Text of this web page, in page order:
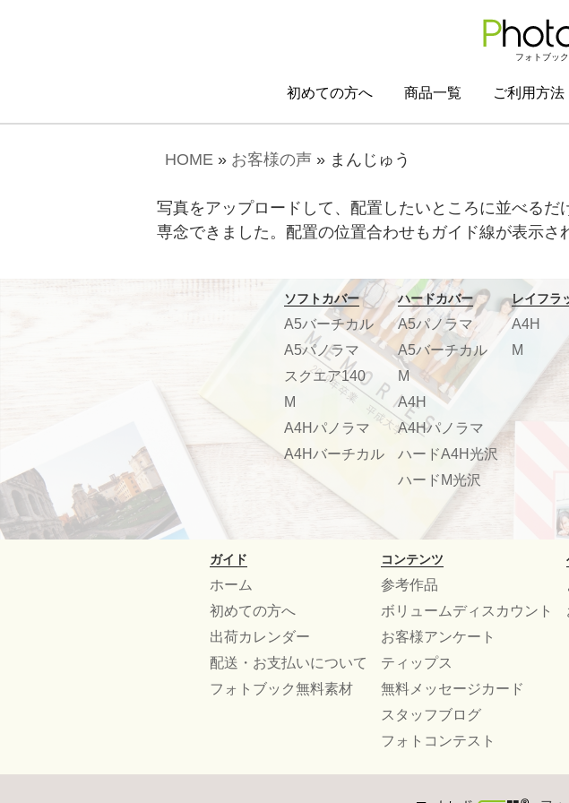
フォトブッ
初めての方へ 商品一覧 ご利用方法
HOME » お客様の声 » まんじゅう
写真をアップロードして、配置したいところに並べる
専念できました。配置の位置合わせもガイド線が表示さ
ソフトカバー
A5バーチカル
A5パノラマ
スクエア140
M
A4Hパノラマ
A4Hバーチカル
ハードカバー
A5パノラマ
A5バーチカル
M
A4H
A4Hパノラマ
ハードA4H光沢
ハードM光沢
レイフラ
A4H
M
ガイド
ホーム
初めての方へ
出荷カレンダー
配送・お支払いについて
フォトブック無料素材
コンテンツ
参考作品
ボリュームディスカウント
お客様アンケート
ティップス
無料メッセージカード
スタッフブログ
フォトコンテスト